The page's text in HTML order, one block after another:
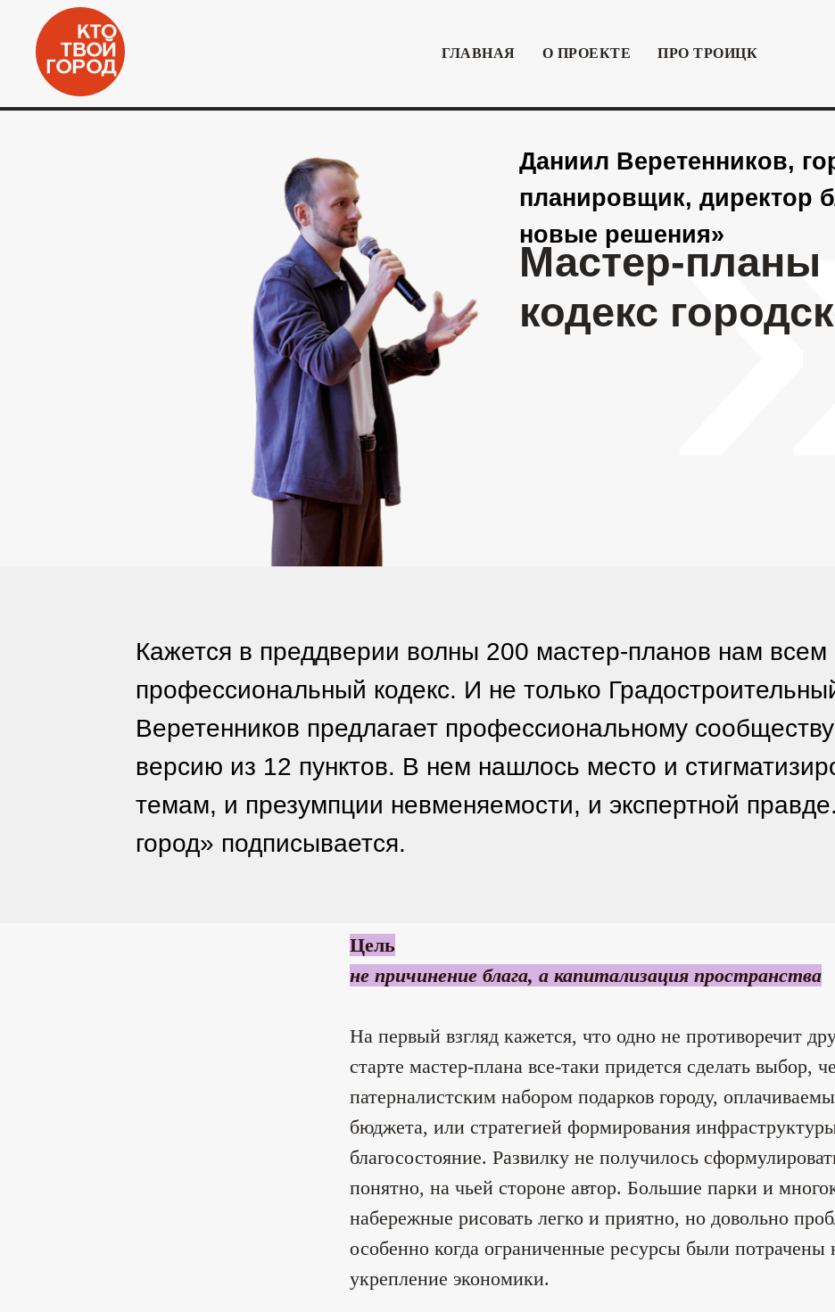
ГЛАВНАЯ О ПРОЕКТЕ ПРО ТРОИЦК
Мастер-планы
кодекс городского
планировщик, директор блока
новые решения»
Кажется в преддверии волны 200 мастер-планов нам всем
профессиональный кодекс. И не только
Веретенников предлагает профессиональному
версию из 12 пунктов. В нем нашлось место и
темам, и презумпции невменяемости, и экспертной
город» подписывается.
Цель
не причинение блага, а капитализация пространства
На первый взгляд кажется, что одно не противоречит
старте мастер-плана все-таки придется сделать выбор,
патерналистским набором подарков городу,
бюджета, или стратегией формирования
благосостояние. Развилку не получилось
понятно, на чьей стороне автор. Большие парки и
набережные рисовать легко и приятно, но довольно
особенно когда ограниченные ресурсы были потрачены
укрепление экономики.